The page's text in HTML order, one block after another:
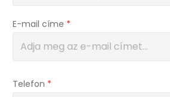
E-mail címe *
Telefon *